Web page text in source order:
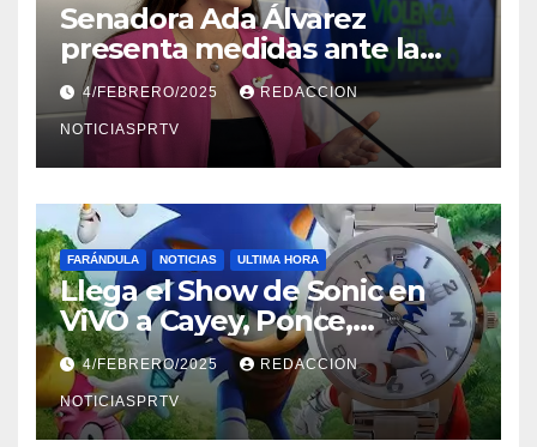
Senadora Ada Álvarez
presenta medidas ante la
violencia en el noviazgo
4/FEBRERO/2025 REDACCION
NOTICIASPRTV
FARÁNDULA NOTICIAS ULTIMA HORA
Llega el Show de Sonic en
ViVO a Cayey, Ponce,
Barceloneta y Humacao,
Relojes gratis para el que
compre ahora….
4/FEBRERO/2025 REDACCION
NOTICIASPRTV